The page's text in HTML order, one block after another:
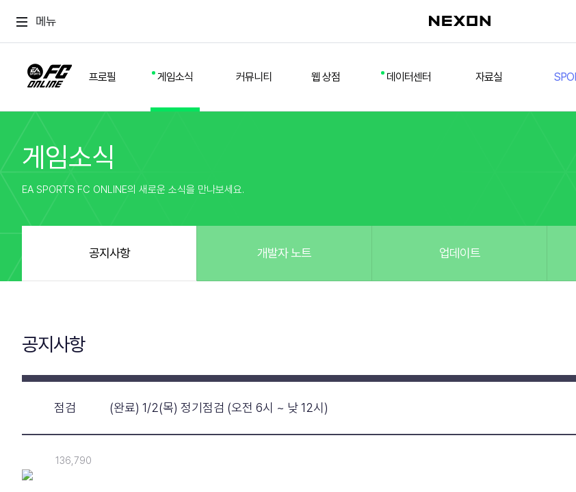
메뉴
프로필 게임소식 커뮤니티 웹 상점 데이터센터 자료실
스쿼드
경기 기록
커뮤니티
방명록
설정
업데이트
유저 가이드
질문
게임 플레이 버그 제보
훈련코치/특성 도우미
게임소식
EA SPORTS FC ONLINE의 새로운 소식을 만나보세요.
공지사항 개발자 노트 업데이트
공지사항
점검 (완료) 1/2(목) 정기점검 (오전 6시 ~ 낮 12시)
136,790